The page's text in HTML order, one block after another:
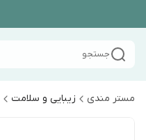
جستجو
مستر مندی زیبایی و سلامت